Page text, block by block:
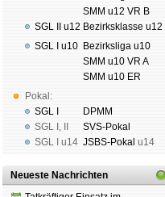
SGL II u12
SGL I u10
Pokal:
SGL I
SGL I ,
SGL I
u14
SMM u12 VR B
Bezirksklasse u12
Bezirksliga u10
SMM u10 VR A
SMM u10 ER
DPMM
SVS-Pokal
JSBS-Pokal u14
Neueste Nachrichten